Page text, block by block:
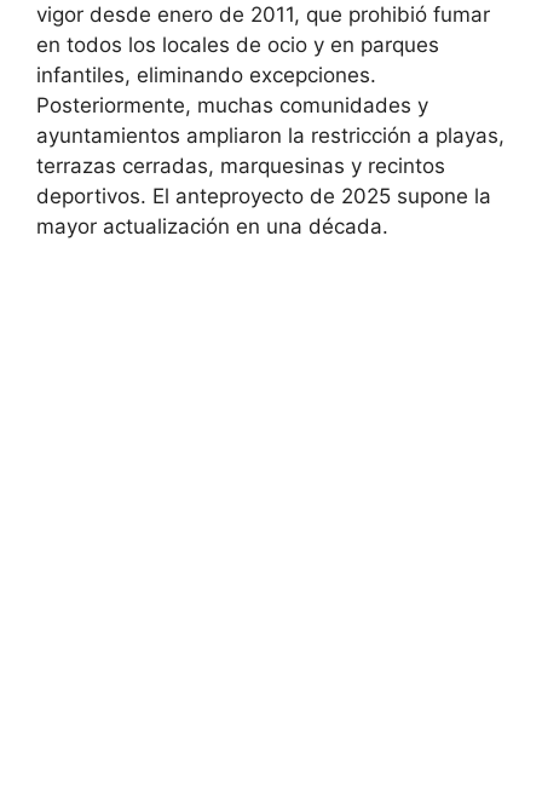
vigor desde enero de 2011, que prohibió fumar
en todos los locales de ocio y en parques
infantiles, eliminando excepciones.
Posteriormente, muchas comunidades y
ayuntamientos ampliaron la restricción a playas,
terrazas cerradas, marquesinas y recintos
deportivos. El anteproyecto de 2025 supone la
mayor actualización en una década.